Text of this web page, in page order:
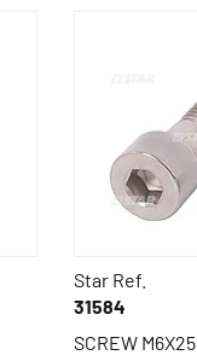
Star Ref.
31584
SCREW M6X25